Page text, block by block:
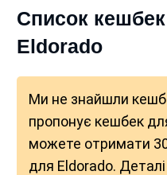
Список кешбек
Eldorado
Ми не знайшли
пропонує кешбек
можете отримати
для Eldorado. Деталі